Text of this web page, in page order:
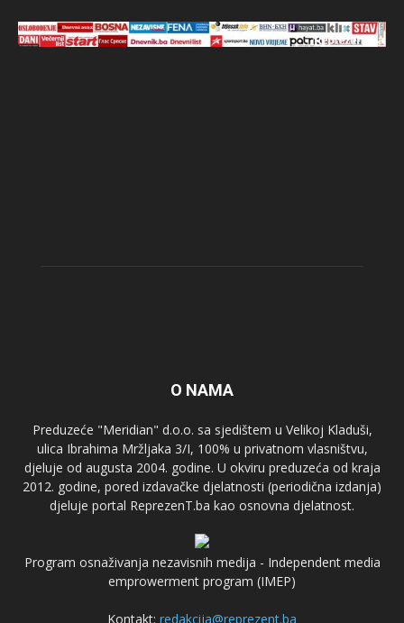
O NAMA
Preduzeće "Meridian" d.o.o. sa sjedištem u Velikoj Kladuši,
ulica Ibrahima Mržljaka 3/I, 100% u privatnom vlasništvu,
djeluje od augusta 2004. godine. U okviru preduzeća od kraja
2012. godine, pored izdavačke djelatnosti (periodična izdanja)
djeluje portal ReprezenT.ba kao osnovna djelatnost.
Program osnaživanja nezavisnih medija - Independent media
emprowerment program (IMEP)
Kontakt: redakcija@reprezent.ba